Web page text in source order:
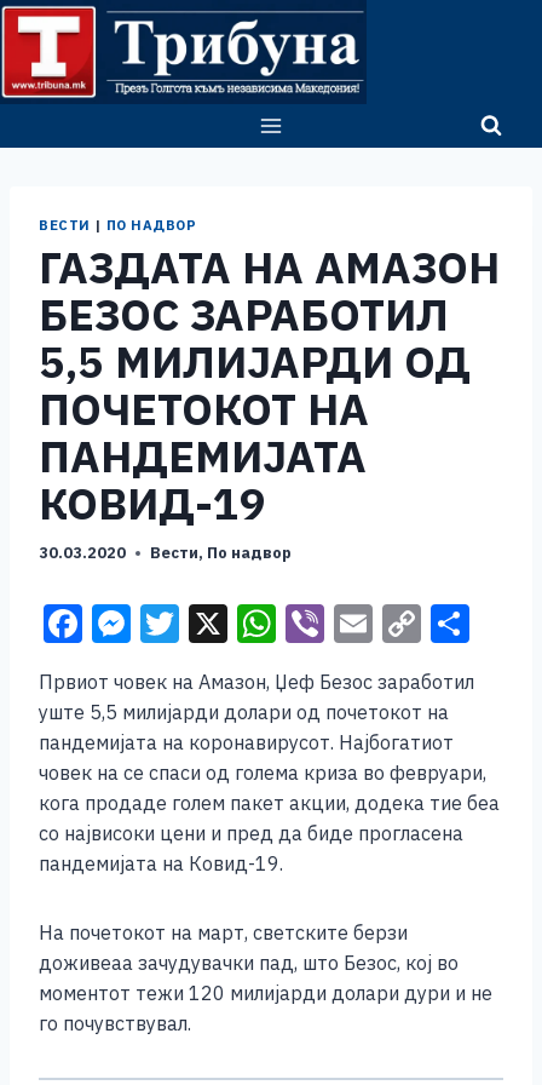
Skip
content
ВЕСТИ | ПО НАДВОР
ГАЗДАТА НА АМАЗОН
БЕЗОС ЗАРАБОТИЛ
5,5 МИЛИЈАРДИ ОД
ПОЧЕТОКОТ НА
ПАНДЕМИЈАТА
КОВИД-19
30.03.2020 Вести, По надвор
F
c
e
b
o
o
M
ss
e
n
g
er
T
wi
tt
er
X W
h
at
s
A
p
p
Vi
b
er
E
ai
l
C
o
p
y
Li
n
k
ar
Првиот човек на Амазон, Џеф Безос заработил
уште 5,5 милијарди долари од почетокот на
пандемијата на коронавирусот. Најбогатиот
човек на се спаси од голема криза во февруари,
кога продаде голем пакет акции, додека тие беа
со највисоки цени и пред да биде прогласена
пандемијата на Ковид-19.
На почетокот на март, светските берзи
доживеаа зачудувачки пад, што Безос, кој во
моментот тежи 120 милијарди долари дури и не
го почувствувал.